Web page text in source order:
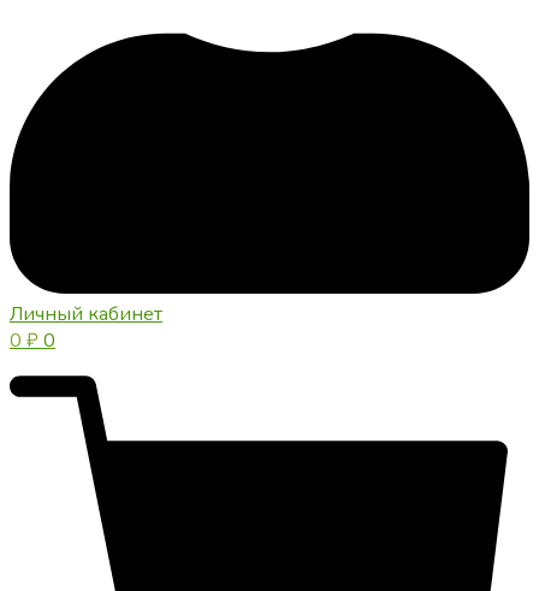
Личный кабинет
0 ₽0